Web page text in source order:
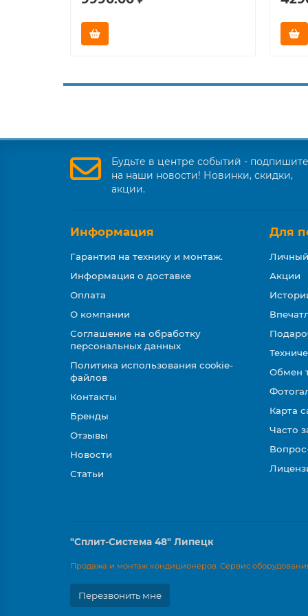
Будьте в центре событий -
на наши новости! Новинки, скидки,
акции.
Информация
Гарантия на технику и монтаж.
Информация о доставке
Оплата
О компании
Соглашение на обработку
персональных данных
Политика использования cookie-
файлов
Контакты
Бренды
Отзывы
Новости
Статьи
Для
Акции
Обмен
Карта
Часто
"Сплит-Система 48" Липецк
Продажа и монтаж кондиционеров. Сервис
Перезвонить мне